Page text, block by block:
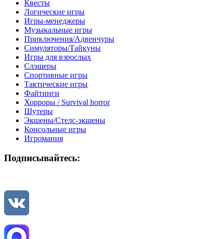
Квесты
Логические игры
Игры-менеджеры
Музыкальные игры
Приключения/Адвенчуры
Симуляторы/Тайкуны
Игры для взрослых
Слэшеры
Спортивные игры
Тактические игры
Файтинги
Хорроры / Survival horror
Шутеры
Экшены/Стелс-экшены
Консольные игры
Игромания
Подписывайтесь: